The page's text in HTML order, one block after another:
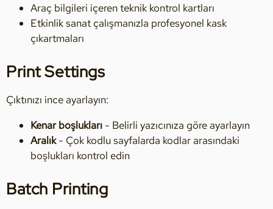
Araç bilgileri içeren teknik kontrol kartları
Etkinlik sanat çalışmanızla profesyonel kask
çıkartmaları
Print Settings
Çıktınızı ince ayarlayın:
Kenar boşlukları - Belirli yazıcınıza göre ayarlayın
Aralık- Çok kodlu sayfalarda kodlar arasındaki
boşlukları kontrol edin
Batch Printing